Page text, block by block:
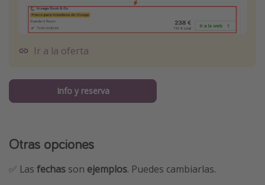
Ir a la oferta
Info y reserva
Otras opciones
✅ Las fechas son ejemplos. Puedes cambiarlas.